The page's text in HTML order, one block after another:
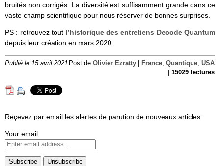
bruités non corrigés. La diversité est suffisamment grande dans ce
vaste champ scientifique pour nous réserver de bonnes surprises.
PS : retrouvez tout l’historique des entretiens Decode Quantum
depuis leur création en mars 2020.
Publié le 15 avril 2021 Post de Olivier Ezratty France Quantique USA
15029 lectures
Reçevez par email les alertes de parution de nouveaux articles :
Your email: